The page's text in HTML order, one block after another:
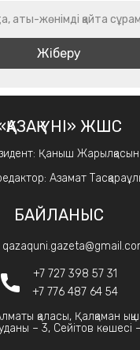
аты-жөнімді қайта
ҮНІ» ЖШС
Қаныш Жарылқасын
Азамат
БАЙЛАНЫС
+7 727 398 57 31
+7 776 487 64 54
қаласы, Қалқаман
– 3, Сейітов көшесі –